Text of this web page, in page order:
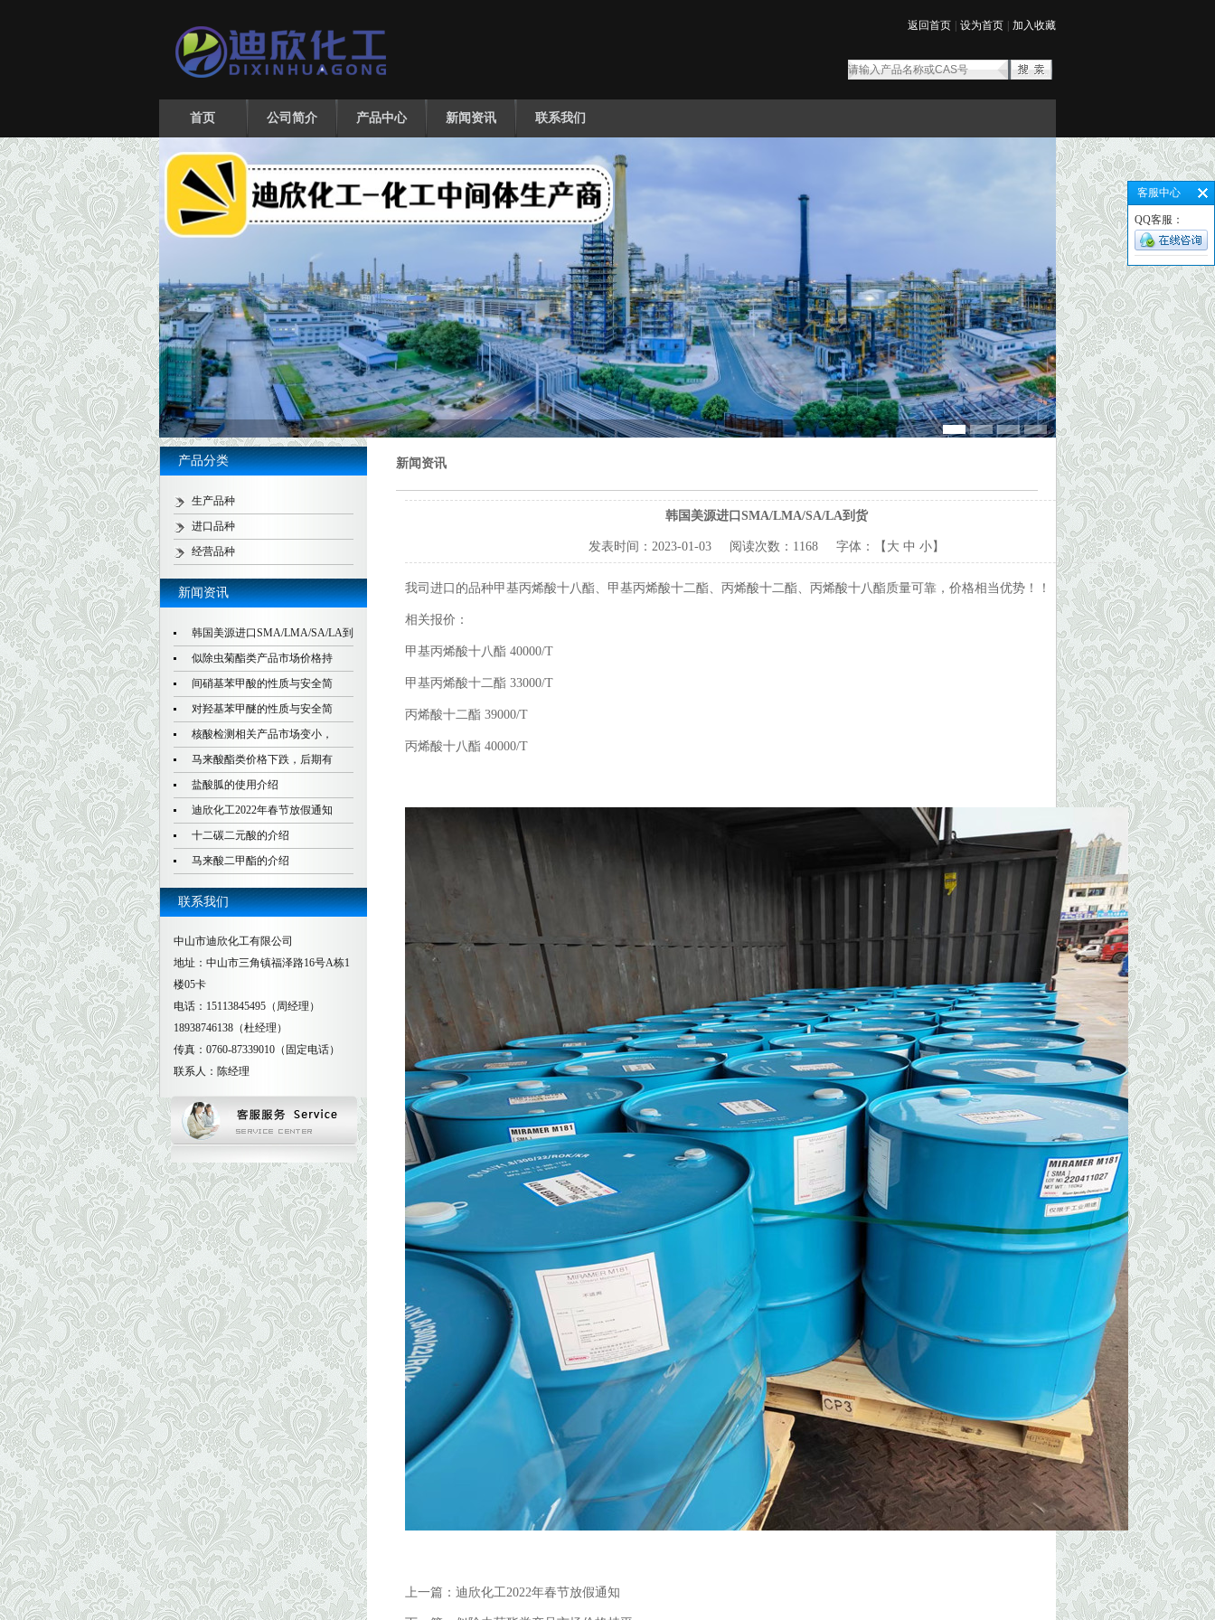
返回首页 设为首页 加入收藏
首页 公司简介 产品中心 新闻资讯 联系我们
产品分类
生产品种
进口品种
经营品种
新闻资讯
韩国美源进口SMA/LMA/SA/LA到
似除虫菊酯类产品市场价格持
间硝基苯甲酸的性质与安全简
对羟基苯甲醚的性质与安全简
核酸检测相关产品市场变小，
马来酸酯类价格下跌，后期有
盐酸胍的使用介绍
迪欣化工2022年春节放假通知
十二碳二元酸的介绍
马来酸二甲酯的介绍
联系我们
中山市迪欣化工有限公司
地址：中山市三角镇福泽路16号A栋1
楼05卡
电话：15113845495（周经理）
18938746138（杜经理）
传真：0760-87339010（固定电话）
联系人：陈经理
新闻资讯
韩国美源进口SMA/LMA/SA/LA到货
发表时间： 2023-01-03阅读次数： 1168 字体：【 大 中 小】
我司进口的品种甲基丙烯酸十八酯、甲基丙烯酸十二酯、丙烯酸十二酯、丙烯酸十八酯质量可靠，价格相当优势！！
相关报价：
甲基丙烯酸十八酯 40000/T
甲基丙烯酸十二酯 33000/T
丙烯酸十二酯 39000/T
丙烯酸十八酯 40000/T
上一篇： 迪欣化工2022年春节放假通知
客服中心
QQ客服：